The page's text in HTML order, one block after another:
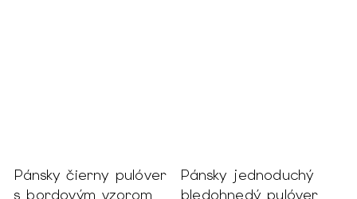
Pánsky čierny pulóver
s bordovým vzorom
Pánsky jednoduchý
bledohnedý pulóver